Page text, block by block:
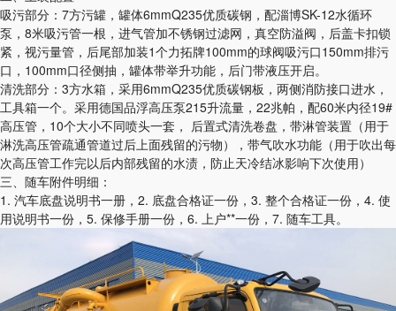
吸污部分：7方污罐，罐体6mmQ235优质碳钢，配淄博SK-12水循环
泵，8米吸污管一根，进气管加不锈钢过滤网，真空防溢阀，后盖卡扣锁
紧，视污量管，后尾部加装1个力拓牌100mm的球阀吸污口150mm排污
口，100mm口径侧抽，罐体带举升功能，后门带液压开启。
清洗部分：3方水箱，采用6mmQ235优质碳钢板，两侧消防接口进水，
工具箱一个。采用德国品浮高压泵215升流量，22兆帕，配60米内径19#
高压管，10个大小不同喷头一套， 后置式清洗卷盘，带淋管装置（用于
淋洗高压管疏通管道过后上面残留的污物），带气吹水功能（用于吹出每
次高压管工作完以后内部残留的水渍，防止天冷结冰影响下次使用）
三、随车附件明细：
1. 汽车底盘说明书一册，2. 底盘合格证一份，3. 整个合格证一份，4. 使
用说明书一份，5. 保修手册一份，6. 上户**一份，7. 随车工具。